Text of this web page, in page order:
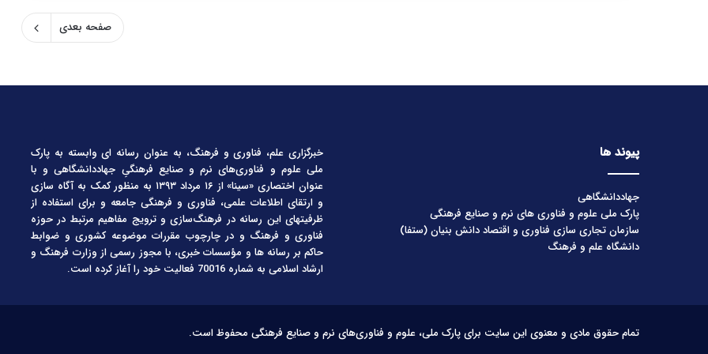
صفحه بعدی
پیوند ها
جهاددانشگاهی
پارک ملی علوم و فناوری های نرم و صنایع فرهنگی
سازمان تجاری سازی فناوری و اقتصاد دانش بنیان (ستفا)
دانشگاه علم و فرهنگ
خبرگزاری علم، فناوری و فرهنگ، به عنوان رسانه ای وابسته به پارک
ملی علوم و فناوری‌های نرم و صنایع فرهنگیِ جهاددانشگاهی و با
عنوان اختصاری «سینا» از ۱۶ مرداد ۱۳۹۳ به منظور کمک به آگاه سازی
و ارتقای اطلاعات علمی، فناوری و فرهنگی جامعه و برای استفاده از
ظرفیتهای این رسانه در فرهنگ‌سازی و ترویج مفاهیم مرتبط در حوزه
فناوری و فرهنگ و در چارچوب مقررات موضوعه کشوری و ضوابط
حاکم بر رسانه ها و مؤسسات خبری، با مجوز رسمی از وزارت فرهنگ و
ارشاد اسلامی به شماره 70016 فعالیت خود را آغاز کرده است.
تمام حقوق مادی و معنوی این سایت برای پارک ملی، علوم و فناوری‌های نرم و صنایع فرهنگی محفوظ است.